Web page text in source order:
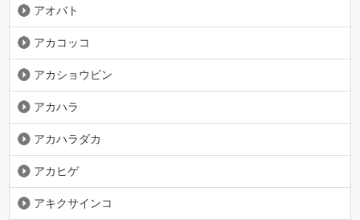
アオバト
アカコッコ
アカショウビン
アカハラ
アカハラダカ
アカヒゲ
アキクサインコ